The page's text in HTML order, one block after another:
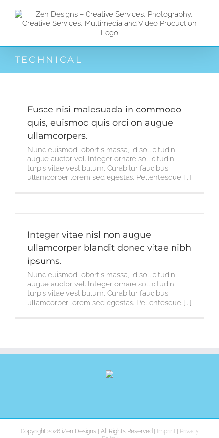
Inhalt
springen
TECHNICAL
Fusce nisi malesuada in commodo
quis, euismod quis orci on augue
ullamcorpers.
Nunc euismod lobortis massa, id sollicitudin
augue auctor vel. Integer ornare sollicitudin
turpis vitae vestibulum. Curabitur faucibus
ullamcorper lorem sed egestas. Pellentesque [...]
Integer vitae nisl non augue
ullamcorper blandit donec vitae nibh
ipsums.
Nunc euismod lobortis massa, id sollicitudin
augue auctor vel. Integer ornare sollicitudin
turpis vitae vestibulum. Curabitur faucibus
ullamcorper lorem sed egestas. Pellentesque [...]
Copyright 2026 iZen Designs | All Rights Reserved | Imprint
Privacy